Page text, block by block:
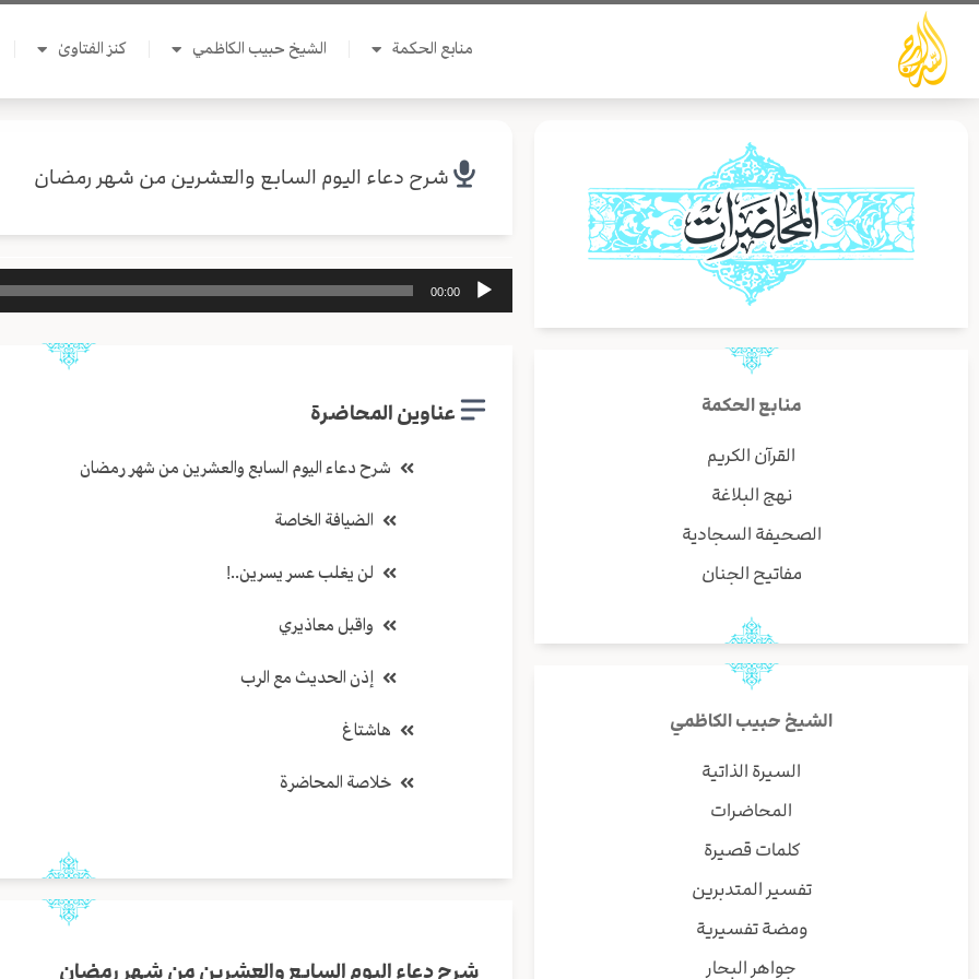
تخطي
المحتوى
منابع الحكمة الشيخ حبيب الكاظمي كنز الفتاوىٰ
منابع الحكمة
القرآن الكريم
نهج البلاغة
الصحيفة السجادية
مفاتيح الجنان
الشيخ حبيب الكاظمي
السيرة الذاتية
المحاضرات
كلمات قصيرة
تفسير المتدبرين
ومضة تفسيرية
جواهر البحار
شرح دعاء اليوم السابع والعشرين من شهر رمضان
مشغل
00:00
عناوين المحاضرة
شرح دعاء اليوم السابع والعشرين من شهر رمضان
الضيافة الخاصة
لن يغلب عسر يسرين..!
واقبل معاذيري
إذن الحديث مع الرب
هاشتاغ
خلاصة المحاضرة
شرح دعاء اليوم السابع والعشرين من شهر رمضان